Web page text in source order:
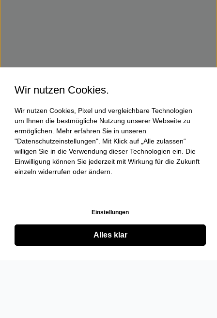
Wir nutzen Cookies.
Wir nutzen Cookies, Pixel und vergleichbare Technologien
um Ihnen die bestmögliche Nutzung unserer Webseite zu
ermöglichen. Mehr erfahren Sie in unseren
"Datenschutzeinstellungen". Mit Klick auf „Alle zulassen“
willigen Sie in die Verwendung dieser Technologien ein. Die
Einwilligung können Sie jederzeit mit Wirkung für die Zukunft
einzeln widerrufen oder ändern.
Einstellungen
Alles klar